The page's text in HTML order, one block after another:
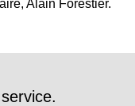
Alain Forestier.